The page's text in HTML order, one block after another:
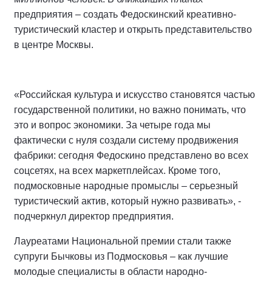
предприятия – создать Федоскинский креативно-
туристический кластер и открыть представительство
в центре Москвы.
«Российская культура и искусство становятся частью
государственной политики, но важно понимать, что
это и вопрос экономики. За четыре года мы
фактически с нуля создали систему продвижения
фабрики: сегодня Федоскино представлено во всех
соцсетях, на всех маркетплейсах. Кроме того,
подмосковные народные промыслы – серьезный
туристический актив, который нужно развивать», -
подчеркнул директор предприятия.
Лауреатами Национальной премии стали также
супруги Бычковы из Подмосковья – как лучшие
молодые специалисты в области народно-